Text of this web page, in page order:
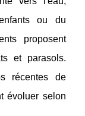
ou du
proposent
et parasols.
récentes de
évoluer selon